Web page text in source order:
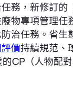
務，新修訂
物專項管理
治任務。省
價持續規范、
CP（人物配